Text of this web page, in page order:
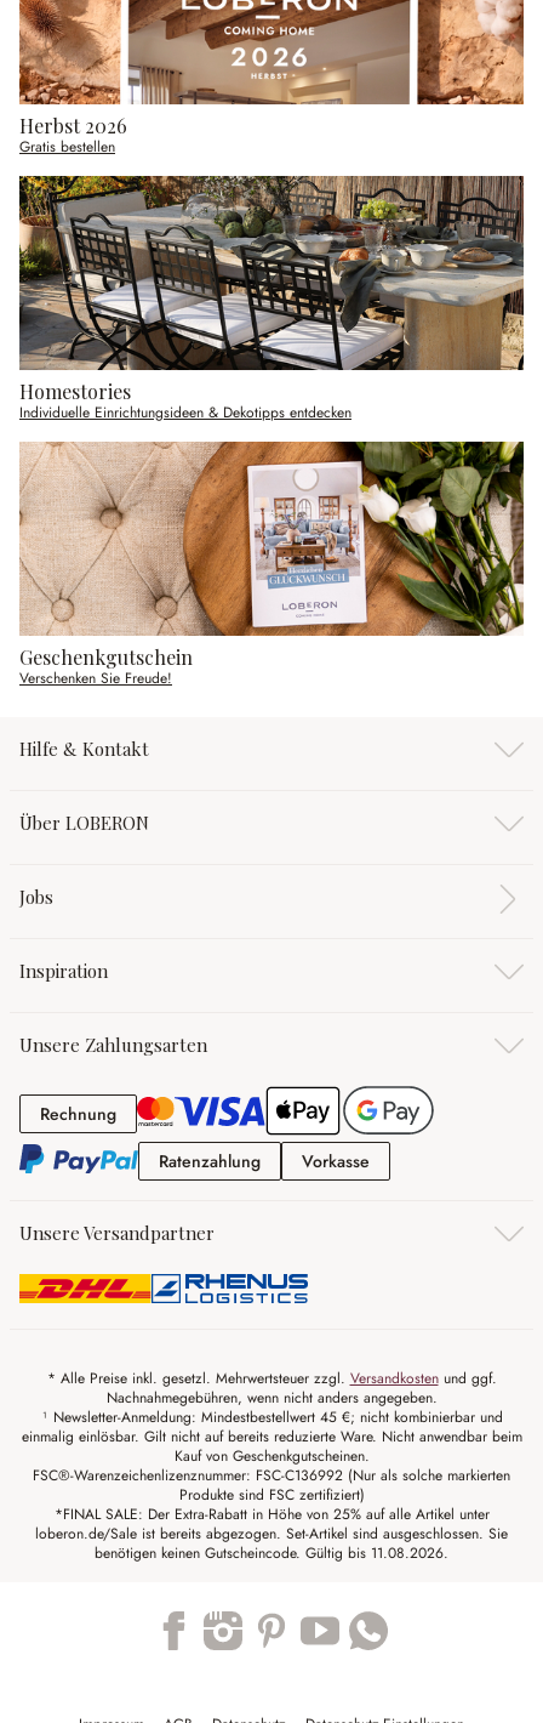
Herbst 2026
Gratis bestellen
Homestories
Individuelle Einrichtungsideen & Dekotipps entdecken
Geschenkgutschein
Verschenken Sie Freude!
Hilfe & Kontakt
Über LOBERON
Jobs
Inspiration
Unsere Zahlungsarten
RechnungRechnung
RatenzahlungRatenzahlung
Vorkasse
Unsere Versandpartner
* Alle Preise inkl. gesetzl. Mehrwertsteuer zzgl. Versandkostenund ggf.
Nachnahmegebühren, wenn nicht anders angegeben.
¹ Newsletter-Anmeldung: Mindestbestellwert 45 €; nicht kombinierbar und
einmalig einlösbar. Gilt nicht auf bereits reduzierte Ware. Nicht anwendbar beim
Kauf von Geschenkgutscheinen.
FSC®-Warenzeichenlizenznummer: FSC-C136992 (Nur als solche markierten
Produkte sind FSC zertifiziert)
*FINAL SALE: Der Extra-Rabatt in Höhe von 25% auf alle Artikel unter
loberon.de/Sale ist bereits abgezogen. Set-Artikel sind ausgeschlossen. Sie
benötigen keinen Gutscheincode. Gültig bis 11.08.2026.